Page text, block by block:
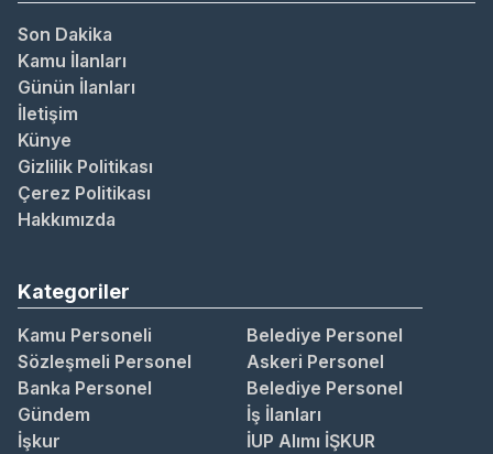
Son Dakika
Kamu İlanları
Günün İlanları
İletişim
Künye
Gizlilik Politikası
Çerez Politikası
Hakkımızda
Kategoriler
Kamu Personeli
Belediye Personel
Sözleşmeli Personel
Askeri Personel
Banka Personel
Belediye Personel
Gündem
İş İlanları
İşkur
İUP Alımı İŞKUR